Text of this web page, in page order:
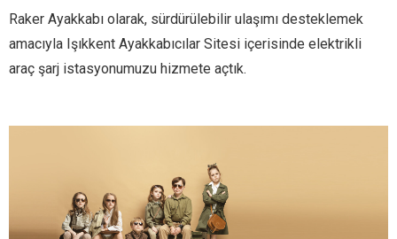
Raker Ayakkabı olarak, sürdürülebilir ulaşımı desteklemek
amacıyla Işıkkent Ayakkabıcılar Sitesi içerisinde elektrikli
araç şarj istasyonumuzu hizmete açtık.